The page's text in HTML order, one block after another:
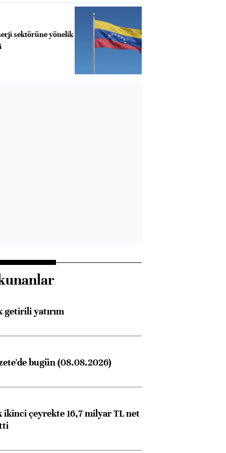
sektörüne yönelik
getirili yatırım
bugün (08.08.2026)
ikinci çeyrekte 16,7 milyar TL net